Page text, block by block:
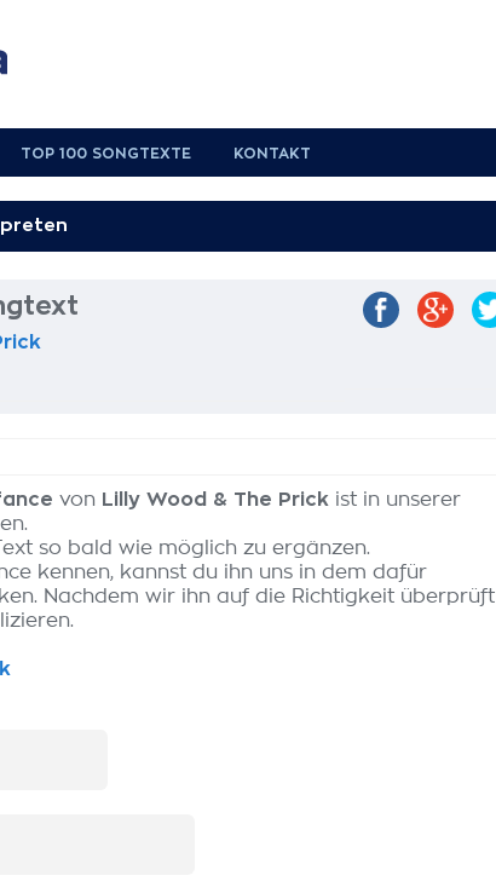
TOP 100 SONGTEXTE KONTAKT
von Lilly Wood & The Prick ist in unserer
so bald wie möglich zu ergänzen.
kennen, kannst du ihn uns in dem dafür
Nachdem wir ihn auf die Richtigkeit überprüft